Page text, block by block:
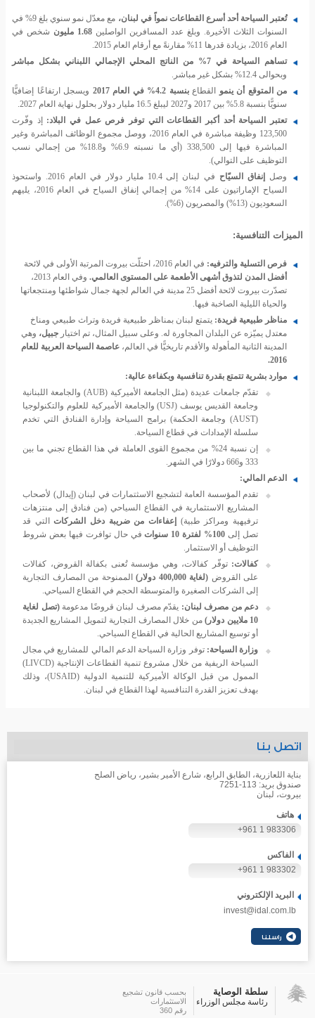
تُعتبر السياحة أحد أسرع القطاعات نمواً في لبنان،
مع معدّل نمو سنوي بلغ 9% في
السنوات الثلاث الأخيرة. وبلغ عدد المسافرين الواصلين 1.68 مليون
شخص في
العام 2016، بزيادة قدرها 11% مقارنةً مع أرقام العام 2015.
تساهم السياحة في 7% من الناتج المحلي الإجمالي اللبناني
بشكل مباشر
وبحوالى 12.4% بشكل غير مباشر.
من المتوقع أن ينمو
القطاعبنسبة 4.2% في العام 2017
ويسجل ارتفاعًا إضافيًّا
سنويًّا بنسبة 5.8% بين 2017 و2027 ليبلغ 16.5 مليار دولار بحلول نهاية العام 2027.
تعتبر السياحة أحد أكبر القطاعات التي توفر فرص عمل في البلاد:
إذ وفّرت
123,500 وظيفة مباشرة في العام 2016، ووصل مجموع الوظائف المباشرة وغير
المباشرة فيها إلى 338,500 (أي ما نسبته 6.9% و18.8% من إجمالي نسب
التوظيف على التوالي).
وصل
إنفاق السيّاح
في لبنان إلى 10.4 مليار دولار في العام 2016. واستحوذ
السياح الإماراتيون على 14% من إجمالي إنفاق السياح في العام 2016، يليهم
السعوديون (13%) والمصريون (6%).
الميزات التنافسية:
فرص التسلية والترفيه: في العام 2016، احتلّت بيروت المرتبة الأولى في لائحة
أفضل المدن لتذوق أشهى الأطعمة على المستوى العالمي.
وفي العام 2013،
تصدّرت بيروت لائحة أفضل 25 مدينة في العالم لجهة جمال شواطئها ومنتجعاتها
والحياة الليلية الصاخبة فيها.
مناظر طبيعية فريدة: يتمتع لبنان بمناظر طبيعية فريدة وتراث طبيعي ومناخ
معتدل يميّزه عن البلدان المجاورة له. وعلى سبيل المثال، تم اختيار جبيل، وهي
المدينة الثانية المأهولة والأقدم تاريخيًّا في العالم، عاصمة السياحة العربية للعام
2016.
موارد بشرية تتمتع بقدرة تنافسية وبكفاءة عالية:
تقدّم جامعات عديدة (مثل الجامعة الأميركية (AUB) والجامعة اللبنانية
وجامعة القديس يوسف (USJ) والجامعة الأميركية للعلوم والتكنولوجيا
(AUST) وجامعة الحكمة) برامج السياحة وإدارة الفنادق التي تخدم
سلسلة الإمدادات في قطاع السياحة.
إن نسبة 24% من مجموع القوى العاملة في هذا القطاع تجني ما بين
333 و666 دولارًا في الشهر.
الدعم المالي:
تقدم المؤسسة العامة لتشجيع الاسثتمارات في لبنان (إيدال) لأصحاب
المشاريع الاستثمارية في القطاع السياحي (من فنادق إلى منتزهات
ترفيهية ومراكز طبية)
إعفاءات من ضريبة دخل الشركاتالتي قد
تصل إلى 100% لفترة 10 سنوات
في حال توافرت فيها بعض شروط
التوظيف أو الاستثمار.
كفالات: توفّر كفالات، وهي مؤسسة تُعنى بكفالة القروض، كفالات
على القروض (لغاية 400,000 دولار)
الممنوحة من المصارف التجارية
إلى الشركات الصغيرة والمتوسطة الحجم في القطاع السياحي.
دعم من مصرف لبنان: يقدّم مصرف لبنان قروضًا مدعومة(تصل لغاية
10 ملايين دولار)
من خلال المصارف التجارية لتمويل المشاريع الجديدة
أو توسيع المشاريع الحالية في القطاع السياحي.
وزارة السياحة: توفر وزارة السياحة الدعم المالي للمشاريع في مجال
السياحة الريفية من خلال مشروع تنمية القطاعات الإنتاجية (LIVCD)
الممول من قبل الوكالة الأميركية للتنمية الدولية (USAID)، وذلك
بهدف تعزيز القدرة التنافسية لهذا القطاع في لبنان.
اتصل بنا
بناية اللعازرية، الطابق الرابع، شارع الأمير بشير، رياض الصلح
صندوق بريد: 113-7251
بيروت، لبنان
هاتف
+961 1 983306
الفاكس
+961 1 983302
البريد الإلكتروني
invest@idal.com.lb
سلطة الوصاية
رئاسة مجلس الوزراء
بحسب قانون تشجيع
الاستثمارات
رقم 360